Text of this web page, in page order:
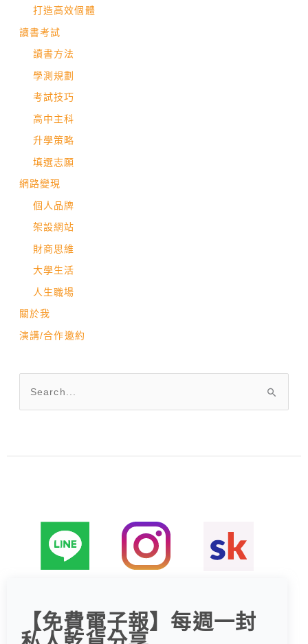
打造高效個體
讀書考試
讀書方法
學測規劃
考試技巧
高中主科
升學策略
填選志願
網路變現
個人品牌
架設網站
財商思維
大學生活
人生職場
關於我
演講/合作邀約
尋
【免費電子報】每週一封